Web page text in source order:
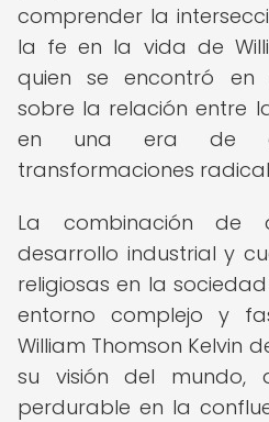
comprender la
la fe en la vida de
quien se encontró
sobre la relación entre
en una era de
transformaciones
La combinación de
desarrollo industrial y
religiosas en la
entorno complejo y
William Thomson Kelvin
su visión del mundo,
perdurable en la